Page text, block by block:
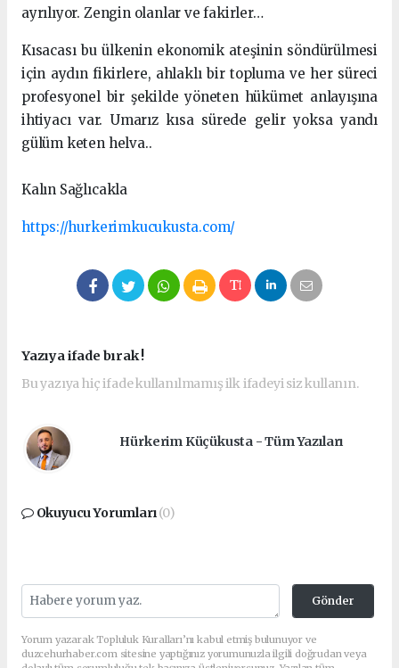
ayrılıyor. Zengin olanlar ve fakirler…
Kısacası bu ülkenin ekonomik ateşinin söndürülmesi
için aydın fikirlere, ahlaklı bir topluma ve her süreci
profesyonel bir şekilde yöneten hükümet anlayışına
ihtiyacı var. Umarız kısa sürede gelir yoksa yandı
gülüm keten helva..
Kalın Sağlıcakla
https://hurkerimkucukusta.com/
Yazıya ifade bırak !
Bu yazıya hiç ifade kullanılmamış ilk ifadeyi siz kullanın.
Hürkerim Küçükusta - Tüm Yazıları
Okuyucu Yorumları(0)
Gönder
Yorum yazarak Topluluk Kuralları’nı kabul etmiş bulunuyor ve
duzcehurhaber.com sitesine yaptığınız yorumunuzla ilgili doğrudan veya